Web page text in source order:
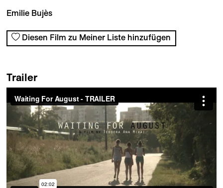
Emilie Bujès
Diesen Film zu Meiner Liste hinzufügen
Trailer